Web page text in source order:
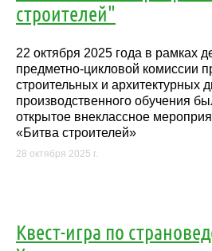
строителей"
22 октября 2025 года в рамках
предметно-цикловой комиссии
строительных и архитектурных
производственного обучения
открытое внеклассное
«Битва строителей»
28 октября 2025 г.
Квест-игра по